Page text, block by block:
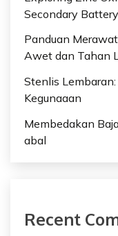
Secondary
Panduan
Awet dan Tahan
Stenlis
Kegunaaan
Membedakan
abal
Recent